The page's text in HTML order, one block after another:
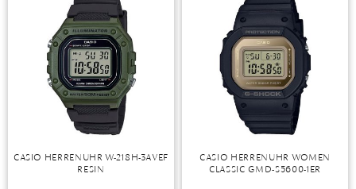
QUARZ
ROSENQUARZ
SAPHIR
CASIO HERRENUHR W-218H-3AVEF
RESIN
CASIO HERRENUHR WOMEN
CLASSIC GMD-S5600-1ER